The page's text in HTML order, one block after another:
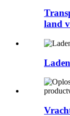
land